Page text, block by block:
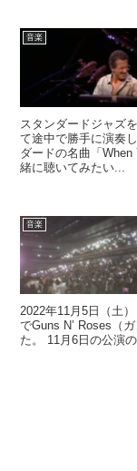
音楽
スタンダードジャズ
て途中で勝手に演奏
ダードの名曲「
緒に聴いてみたい...
音楽
2022年11月5日（土
でGuns N’ Roses（
た。 11月6日の公演